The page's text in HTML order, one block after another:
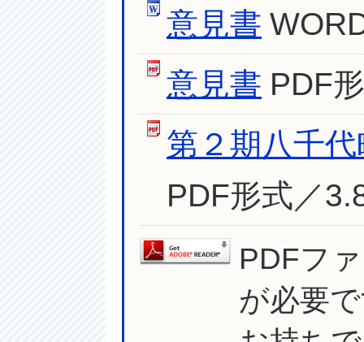
意見書
意見書 PDF
第２期八千
PDF形式／
PDFフ
が必要